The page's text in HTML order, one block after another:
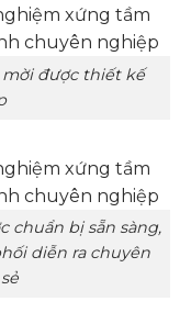
được thiết kế
chuẩn bị sẵn sàng,
diễn ra chuyên